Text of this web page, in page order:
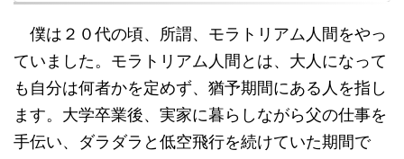
僕は２０代の頃、所謂、モラトリアム人間をやっ
ていました。モラトリアム人間とは、大人になって
も自分は何者かを定めず、猶予期間にある人を指し
ます。大学卒業後、実家に暮らしながら父の仕事を
手伝い、ダラダラと低空飛行を続けていた期間で